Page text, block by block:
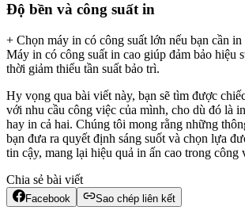
Độ bền và công suất in
+ Chọn máy in có công suất lớn nếu bạn cần
Máy in có công suất in cao giúp đảm bảo hiệu
thời giảm thiểu tần suất bảo trì.
Hy vọng qua bài viết này, bạn sẽ tìm được
với nhu cầu công việc của mình, cho dù đó là
hay in cả hai. Chúng tôi mong rằng những
bạn đưa ra quyết định sáng suốt và chọn lựa
tin cậy, mang lại hiệu quả in ấn cao trong công
Chia sẻ bài viết
Facebook Sao chép liên kết